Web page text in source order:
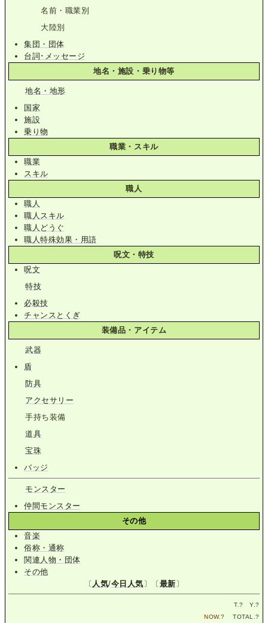
名前・職業別
大陸別
集団・団体
台詞･メッセージ
地名・施設・乗り物等
地名・地形
国家
施設
乗り物
職業・スキル
職業
スキル
職人
職人
職人スキル
職人どうぐ
職人特殊効果・用語
呪文・特技
呪文
特技
必殺技
チャンスとくぎ
装備品・アイテム
武器
盾
防具
アクセサリー
手持ち装備
道具
宝珠
バッジ
モンスター
仲間モンスター
その他
音楽
俗称・通称
関連人物・団体
その他
〔 人気/今日人気 〕〔 最新 〕
T.? Y.?
NOW.? TOTAL.?